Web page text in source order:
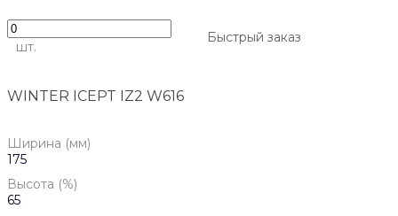
шт.
Быстрый заказ
WINTER ICEPT IZ2 W616
Ширина (мм)
175
Высота (%)
65